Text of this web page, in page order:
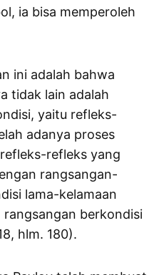
ia bisa memperoleh
ini adalah bahwa
tidak lain adalah
yaitu refleks-
adanya proses
refleks yang
rangsangan-
lama-kelamaan
berkondisi
hlm. 180).